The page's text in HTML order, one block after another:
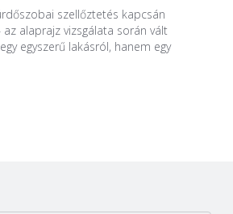
szellőztetés kapcsán
alaprajz vizsgálata során vált
egyszerű lakásról, hanem egy